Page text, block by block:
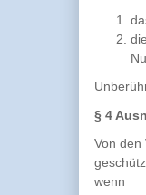
§ 4
Von den
wenn